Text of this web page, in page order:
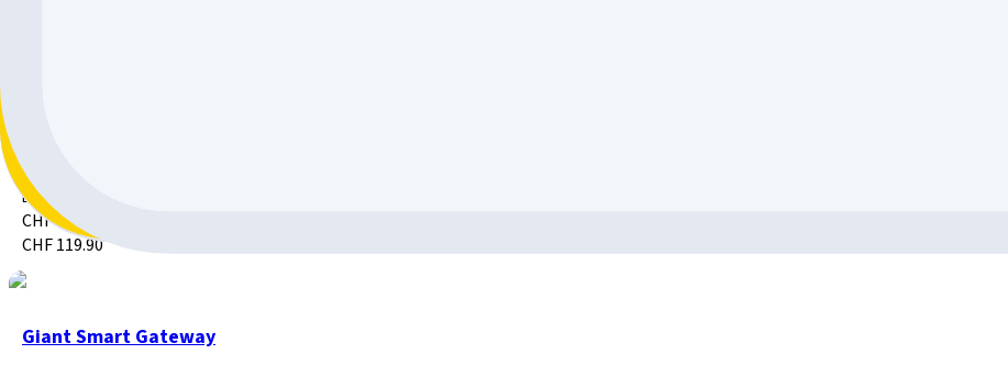
Bosch
CHF 139.-
CHF 119.90
Giant Smart Gateway